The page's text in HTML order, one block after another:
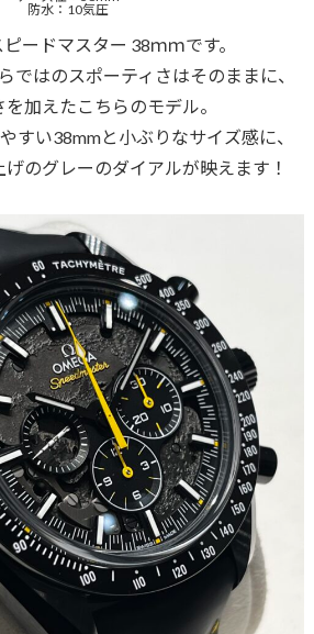
防水：10気圧
ードマスター 38ｍｍです。
ではのスポーティさはそのままに、
加えたこちらのモデル。
すい38mmと小ぶりなサイズ感に、
のグレーのダイアルが映えます！